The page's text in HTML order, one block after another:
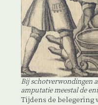
Bij schotverwondingen
amputatie meestal de
Tijdens de belegering